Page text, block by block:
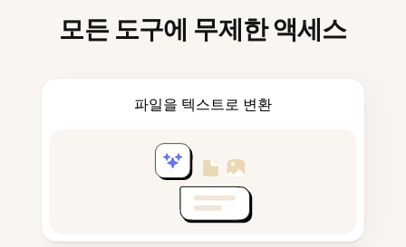
모든 도구에 무제한 액세스
파일을 텍스트로 변환